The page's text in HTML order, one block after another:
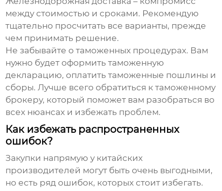
между стоимостью и сроками. Рекомендую
тщательно просчитать все варианты, прежде
чем принимать решение.
Не забывайте о таможенных процедурах. Вам
нужно будет оформить таможенную
декларацию, оплатить таможенные пошлины и
сборы. Лучше всего обратиться к таможенному
брокеру, который поможет вам разобраться во
всех нюансах и избежать проблем.
Как избежать распространенных
ошибок?
Закупки напрямую у китайских
производителей могут быть очень выгодными,
но есть ряд ошибок, которых стоит избегать.